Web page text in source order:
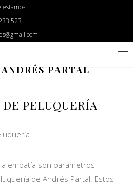
estamos
523
PARTAL
DE PELUQUERÍA
empatía son parámetros
de Andrés Partal. Estos